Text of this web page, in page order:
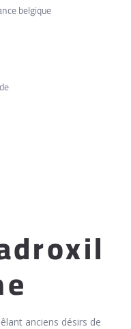
belgique
anciens désirs de